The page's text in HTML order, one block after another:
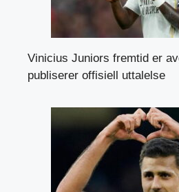
Vinicius Juniors fremtid er
publiserer offisiell uttalelse